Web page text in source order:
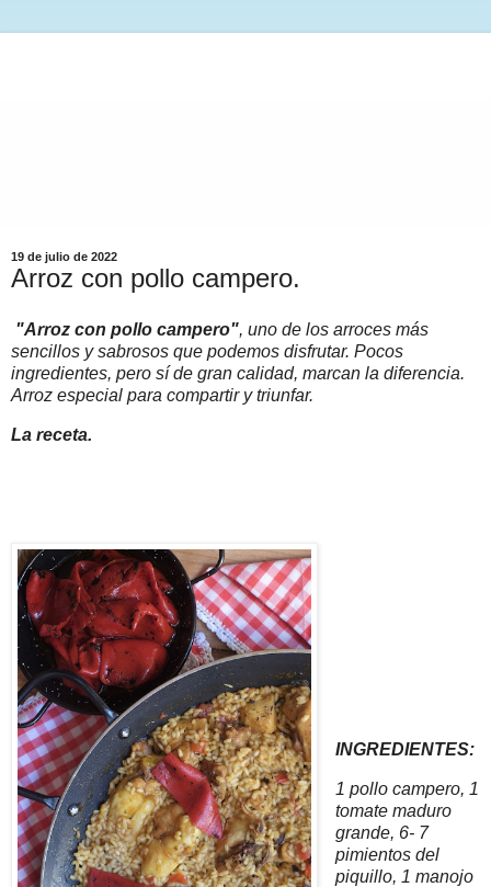
19 de julio de 2022
Arroz con pollo campero.
"Arroz con pollo campero", uno de los arroces más
sencillos y sabrosos que podemos disfrutar. Pocos
ingredientes, pero sí de gran calidad, marcan la diferencia.
Arroz especial para compartir y triunfar.
La receta.
INGREDIENTES:
1 pollo campero, 1
tomate maduro
grande, 6- 7
pimientos del
piquillo, 1 manojo